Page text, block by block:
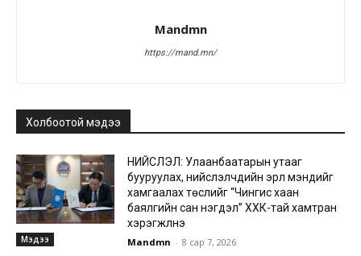
Mandmn
https://mand.mn/
Холбоотой мэдээ
Мэдээ
НИЙСЛЭЛ: Улаанбаатарын утааг
бууруулах, нийслэлчүүдийн эрүүл мэндийг
хамгаалах төслийг “Чингис хаан
баялгийн сан нэгдэл” ХХК-тай хамтран
хэрэгжүүлнэ
Mandmn - 8 сар 7, 2026